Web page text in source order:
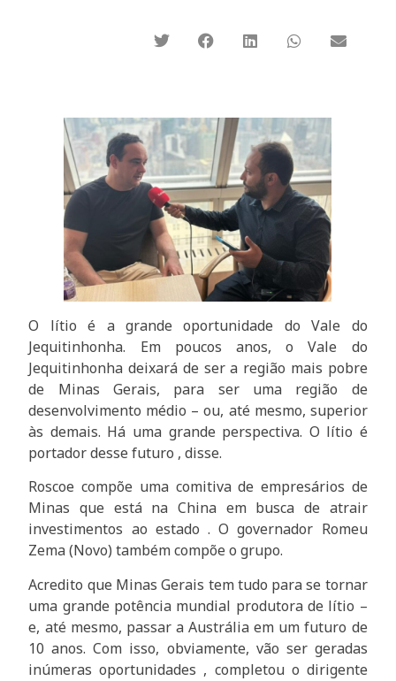
O lítio é a grande oportunidade do Vale do
Jequitinhonha. Em poucos anos, o Vale do
Jequitinhonha deixará de ser a região mais pobre
de Minas Gerais, para ser uma região de
desenvolvimento médio – ou, até mesmo, superior
às demais. Há uma grande perspectiva. O lítio é
portador desse futuro , disse.
Roscoe compõe uma comitiva de empresários de
Minas que está na China em busca de atrair
investimentos ao estado . O governador Romeu
Zema (Novo) também compõe o grupo.
Acredito que Minas Gerais tem tudo para se tornar
uma grande potência mundial produtora de lítio –
e, até mesmo, passar a Austrália em um futuro de
10 anos. Com isso, obviamente, vão ser geradas
inúmeras oportunidades , completou o dirigente